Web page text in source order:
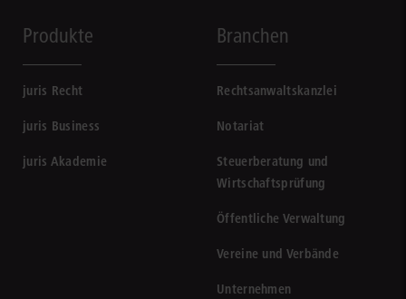
Produkte
juris Recht
juris Business
juris Akademie
Branchen
Rechtsanwaltskanzlei
Notariat
Steuerberatung und
Wirtschaftsprüfung
Öffentliche Verwaltung
Vereine und Verbände
Unternehmen